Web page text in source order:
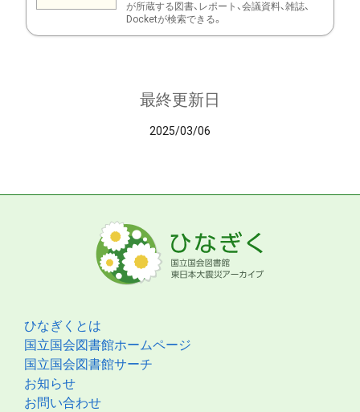
が所蔵する図書、レポート、会議資料、雑誌、
Docketが検索できる。
最終更新日
2025/03/06
ひなぎくとは
国立国会図書館ホームページ
国立国会図書館サーチ
お知らせ
お問い合わせ